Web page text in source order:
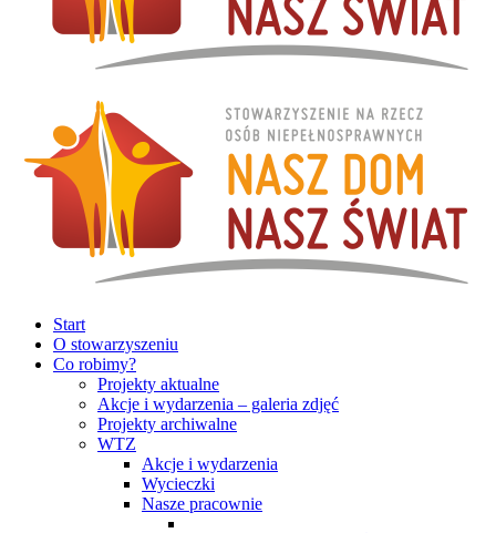
Start
O stowarzyszeniu
Co robimy?
Projekty aktualne
Akcje i wydarzenia – galeria zdjęć
Projekty archiwalne
WTZ
Akcje i wydarzenia
Wycieczki
Nasze pracownie